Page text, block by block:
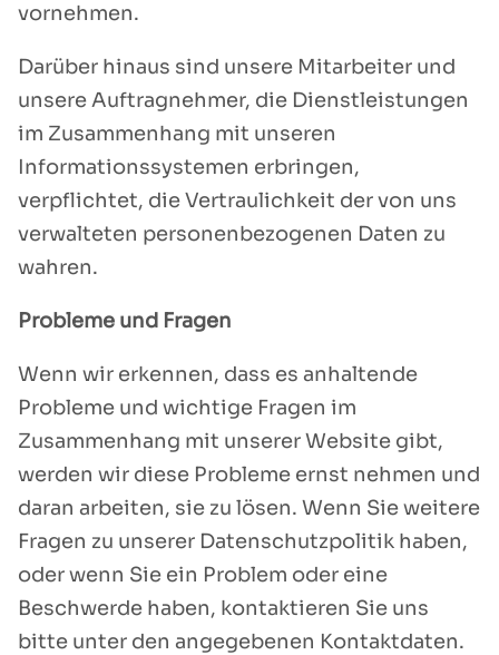
vornehmen.
Darüber hinaus sind unsere Mitarbeiter und
unsere Auftragnehmer, die Dienstleistungen
im Zusammenhang mit unseren
Informationssystemen erbringen,
verpflichtet, die Vertraulichkeit der von uns
verwalteten personenbezogenen Daten zu
wahren.
Probleme und Fragen
Wenn wir erkennen, dass es anhaltende
Probleme und wichtige Fragen im
Zusammenhang mit unserer Website gibt,
werden wir diese Probleme ernst nehmen und
daran arbeiten, sie zu lösen. Wenn Sie weitere
Fragen zu unserer Datenschutzpolitik haben,
oder wenn Sie ein Problem oder eine
Beschwerde haben, kontaktieren Sie uns
bitte unter den angegebenen Kontaktdaten.